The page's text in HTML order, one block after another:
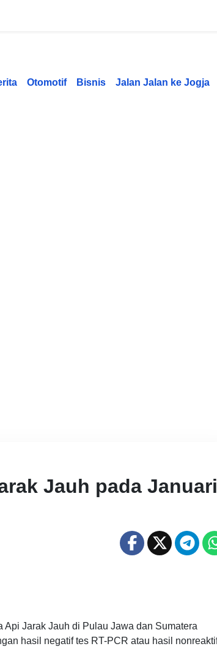
Otomotif Bisnis Jalan Jalan ke Jogja
Jauh pada Januari
Jarak Jauh di Pulau Jawa dan Sumatera
hasil negatif tes RT-PCR atau hasil